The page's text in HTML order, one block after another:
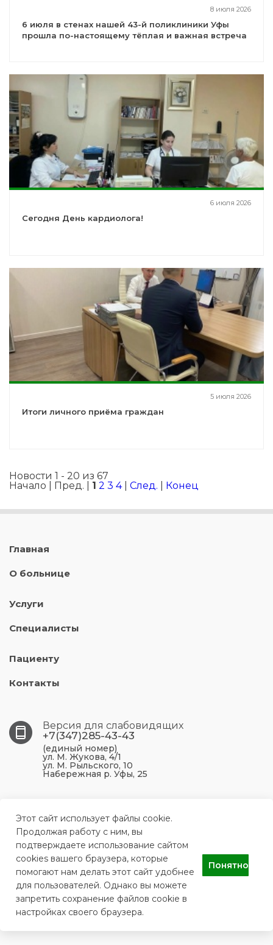
8 июля 2026
6 июля в стенах нашей 43-й поликлиники Уфы
прошла по-настоящему тёплая и важная встреча
6 июля 2026
Сегодня День кардиолога!
5 июля 2026
Итоги личного приёма граждан
Новости 1 - 20 из 67
Начало | Пред. | 1 2 3 4| След. Конец
Главная
О больнице
Услуги
Специалисты
Пациенту
Контакты
Версия для слабовидящих
+7(347)285-43-43
(единый номер)
ул. М. Жукова, 4/1
ул. М. Рыльского, 10
Набережная р. Уфы, 25
Жукова, 4/1
ufa.p43@doctorrb.ru
ГБУЗ РБ Поликлиника №43 г. Уфа
Этот сайт использует файлы cookie.
Продолжая работу с ним, вы
подтверждаете использование сайтом
cookies вашего браузера, которые
помогают нам делать этот сайт удобнее
для пользователей. Однако вы можете
запретить сохранение файлов cookie в
настройках своего браузера.
Понятно